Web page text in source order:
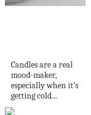
Candles are a real
mood-maker,
especially when it’s
getting cold...